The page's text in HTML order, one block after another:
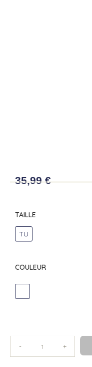
35,99€
TAILLE
TU
COULEUR
DIVERS
- +